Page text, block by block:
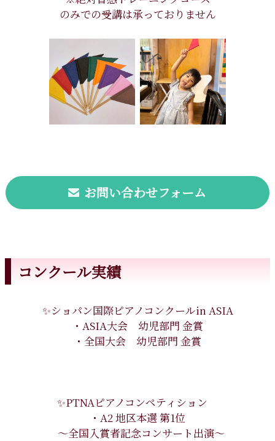
のみでの受講は承っておりません
お問い合わせフォーム
コンクール実績
✨ショパン国際ピアノコンクールin ASIA
・ASIA大会 幼児部門 金賞
・全国大会 幼児部門 金賞
✨PTNAピアノコンペティション
・A2 地区本選 第1位
〜全国入賞者記念コンサート出演〜